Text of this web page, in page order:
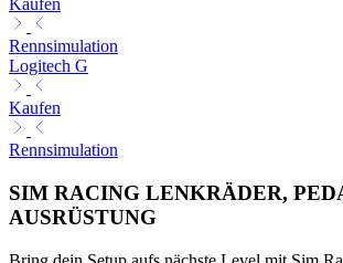
Kaufen
Rennsimulation
Logitech G
Kaufen
Rennsimulation
SIM RACING LENKRÄDER,
AUSRÜSTUNG